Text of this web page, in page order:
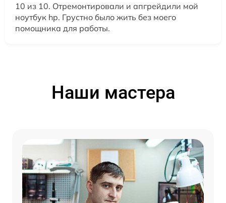
10 из 10. Отремонтировали и апгрейдили мой
ноутбук hp. Грустно было жить без моего
помощника для работы.
Наши мастера